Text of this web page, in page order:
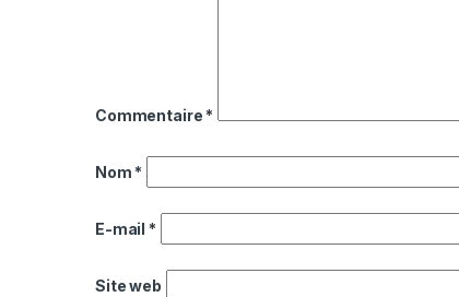
Commentaire *
Nom *
E-mail *
Site web